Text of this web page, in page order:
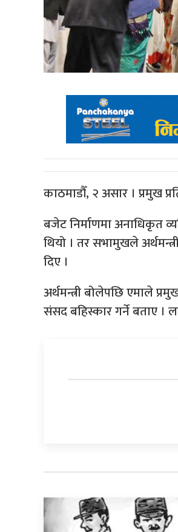
काठमाडौँ, २ असार । प्रमुख
बजेट निर्माणमा अनाधिकृत
थियो । तर सभामुखले
दिए ।
अर्थमन्त्री बोलेपछि एमाले
संसद बहिस्कार गर्ने बताए ।